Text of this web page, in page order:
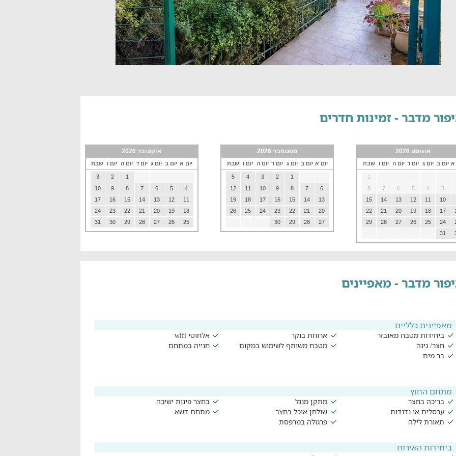
מדבר - זמינות חדרים
אוגוסט 2026
א יום ב יום ג יום ד יום ה יום ו שבת
1
3
4
5
6
7
8
10
11
12
13
14
15
17
18
19
20
21
22
24
25
26
27
28
29
31
ספטמבר 2026
יום א יום ב יום ג יום ד יום ה יום ו שבת
1
2
3
4
5
6
7
8
9
10
11
12
13
14
15
16
17
18
19
20
21
22
23
24
25
26
27
28
29
30
אוקטובר 2026
יום א יום ב יום ג יום ד יום ה יום ו שבת
1
2
3
4
5
6
7
8
9
10
11
12
13
14
15
16
17
18
19
20
21
22
23
24
25
26
27
28
29
30
31
מדבר - מאפיינים
מאפיינים כלליים
ביחידות מטבח מאובזר ארוחת בוקר
אלחוטי wifi
חצר/ גינה
מטבח משותף לשימוש במקום
חנייה במתחם
בר מים
מתחם החוץ
בריכה בחצר מתקן מנגל
בחצר פינות ישיבה
ערסלים או נדנדות
שולחן אוכל בחצר
מתחם דשא
תאורת לילה
פרגולה במרפסת
ביחידות האירוח